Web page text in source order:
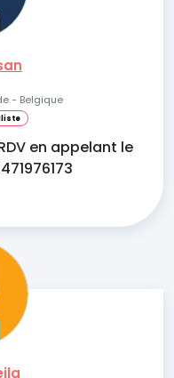
- Belgique
en appelant le